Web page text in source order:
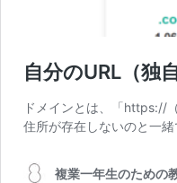
自分のURL（独
ドメインとは、「https://
住所が存在しないのと一
複業一年生のための